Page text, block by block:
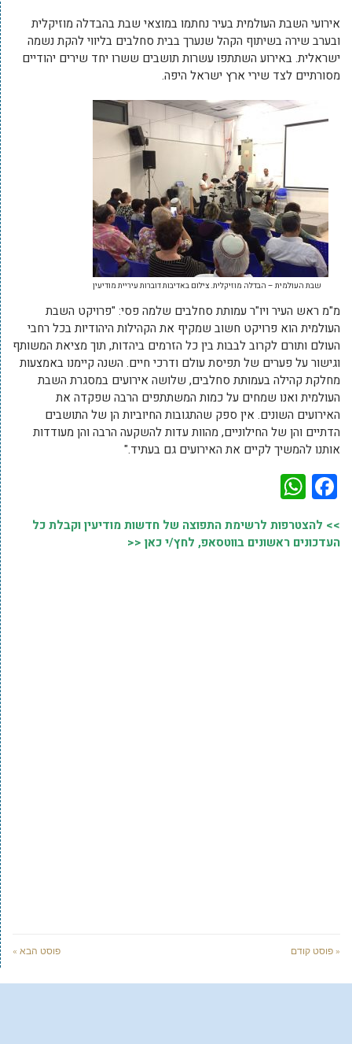
אירועי השבת העולמית בעיר נחתמו במוצאי שבת בהבדלה מוזיקלית
ובערב שירה בשיתוף הקהל שנערך בבית סחלבים בליווי להקת נשמה
ישראלית. באירוע השתתפו עשרות תושבים ששרו יחד שירים יהודיים
מסורתיים לצד שירי ארץ ישראל היפה.
שבת העולמית – הבדלה מוזיקלית. צילום באדיבות דוברות עיריית מודיעין
מ"מ ראש העיר ויו"ר עמותת סחלבים שלמה פסי: "פרויקט השבת
העולמית הוא פרויקט חשוב שמקיף את הקהילות היהודיות בכל רחבי
העולם ותורם לקרוב לבבות בין כל הזרמים ביהדות, תוך מציאת המשותף
וגישור על פערים של תפיסת עולם ודרכי חיים. השנה קיימנו באמצעות
מחלקת קהילה בעמותת סחלבים, שלושה אירועים במסגרת השבת
העולמית ואנו שמחים על כמות המשתתפים הרבה שפקדה את
האירועים השונים. אין ספק שהתגובות החיוביות הן של התושבים
הדתיים והן של החילוניים, מהוות עדות להשקעה הרבה והן מעודדות
אותנו להמשיך לקיים את האירועים גם בעתיד."
Facebook
>> להצטרפות לרשימת התפוצה של חדשות מודיעין וקבלת כל
העדכונים ראשונים בווטסאפ, לחץ/י כאן <<
« פוסט קודם פוסט הבא »